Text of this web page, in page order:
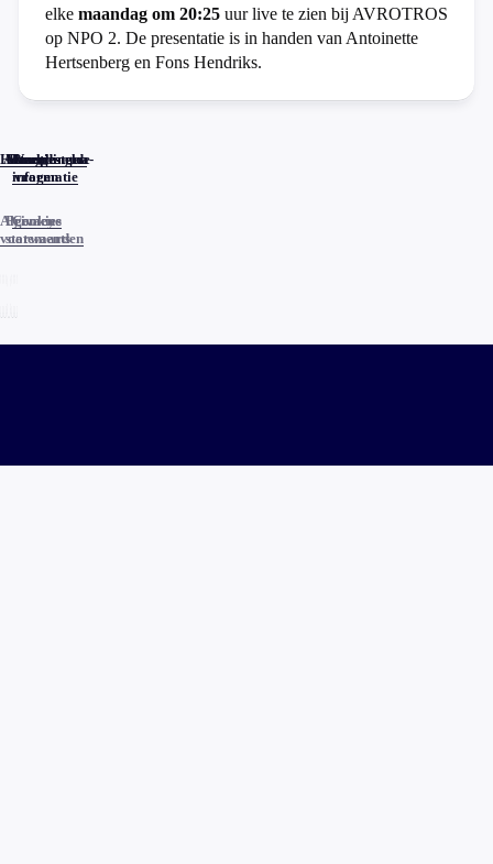
elke maandag om 20:25 uur live te zien bij AVROTROS
op NPO 2. De presentatie is in handen van Antoinette
Hertsenberg en Fons Hendriks.
Home
Actueel
Uitzendingen
Reacties
Programma-
informatie
Veelgestelde
vragen
Algemene
voorwaarden
Privacy
statements
Cookies